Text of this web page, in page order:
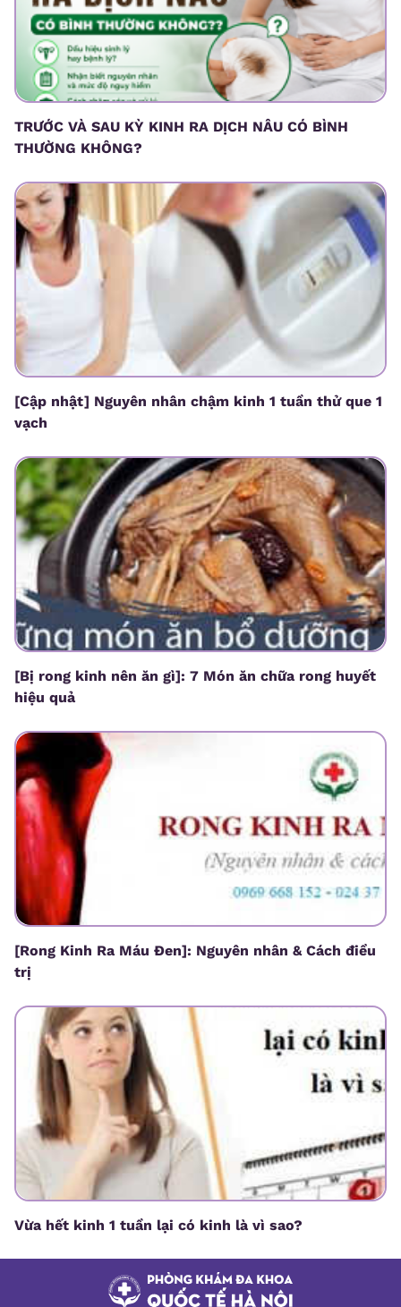
TRƯỚC VÀ SAU KỲ KINH RA DỊCH NÂU CÓ BÌNH
THƯỜNG KHÔNG?
[Cập nhật] Nguyên nhân chậm kinh 1 tuần thử que 1
vạch
[Bị rong kinh nên ăn gì]: 7 Món ăn chữa rong huyết
hiệu quả
[Rong Kinh Ra Máu Đen]: Nguyên nhân & Cách điều
trị
Vừa hết kinh 1 tuần lại có kinh là vì sao?